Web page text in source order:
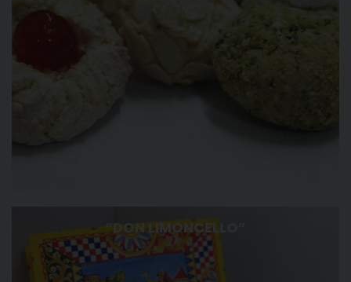
“DON LIMONCELLO”